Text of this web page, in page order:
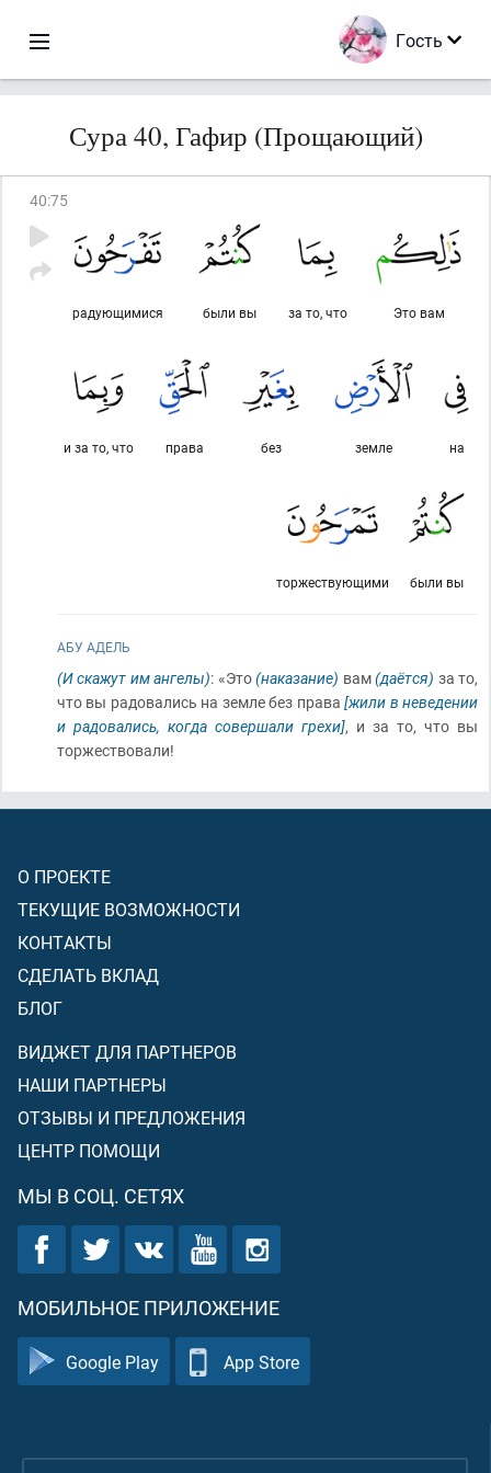
Гость
Сура 40, Гафир (Прощающий)
40:75
Это вам
за то, что
были вы
радующимися
на
земле
без
права
и за то, что
были вы
торжествующими
АБУ АДЕЛЬ
(И скажут им ангелы): «Это(наказание) вам(даётся) за то,
что вы радовались на земле без права[жили в неведении
и радовались, когда совершали грехи], и за то, что вы
торжествовали!
О ПРОЕКТЕ
ТЕКУЩИЕ ВОЗМОЖНОСТИ
КОНТАКТЫ
СДЕЛАТЬ ВКЛАД
БЛОГ
ВИДЖЕТ ДЛЯ ПАРТНЕРОВ
НАШИ ПАРТНЕРЫ
ОТЗЫВЫ И ПРЕДЛОЖЕНИЯ
ЦЕНТР ПОМОЩИ
МЫ В СОЦ. СЕТЯХ
МОБИЛЬНОЕ ПРИЛОЖЕНИЕ
Google Play App Store